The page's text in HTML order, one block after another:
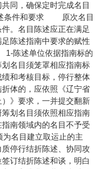
同，确保定时完成名目
件和要求
原次名目
。名目陈述应正在满足
陈述指南中要求的赋性
陈述单位依据指南标的
名目须笼罩相应指南标
和考核目标，停行整体
体的，应依照《辽宁省
》要求，一并提交翻新
划名目须依照相应指南
南领域内的名目不予受
名目建立取运止的主
停行结折陈述、协同攻
订结折陈述和谈，明白